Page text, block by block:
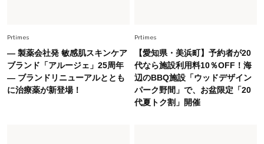
スタイリストが本気で推す！40代がほどよく華
やぐ【甘め黒アイテム】3選
Prtimes
― 製薬会社発 敏感肌スキンケア
ブランド「アルージェ」25周年
― ブランドリニューアルととも
に治療薬が新登場！
Prtimes
【愛知県・美浜町】予約者が20
代なら施設利用料10％OFF！海
辺のBBQ施設「ウッドデザイン
パーク野間」で、お盆限定「20
代夏トク割」開催